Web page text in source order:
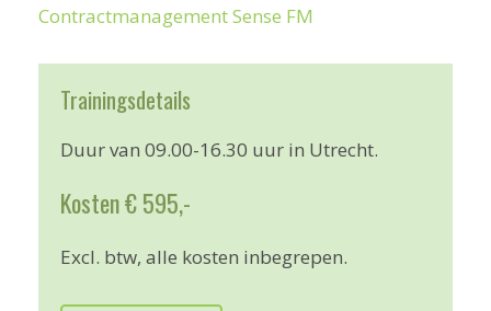
Contractmanagement Sense FM
Trainingsdetails
Duur van 09.00-16.30 uur in Utrecht.
Kosten € 595,-
Excl. btw, alle kosten inbegrepen.